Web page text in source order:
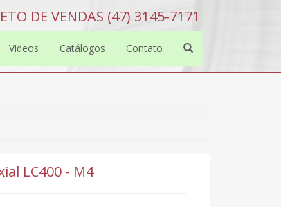
DE VENDAS (47) 3145-7171
Videos Catálogos Contato
LC400 - M4